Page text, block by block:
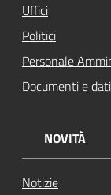
Uffici
Politici
Personale
Documenti e dati
NOVITÀ
Notizie